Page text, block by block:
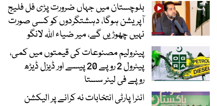
بلوچستان میں جہاں ضرورت پڑی فل فلیج
آپریشن ہوگا، دہشتگردوں کو کسی صورت
نہیں چھوڑیں گے، میر ضیاء اللہ لانگو
پیٹرولیم مصنوعات کی قیمتوں میں کمی،
پیٹرول 2 روپے 20 پیسے اور ڈیزل ڈیڑھ
روپے فی لیٹر سستا
انٹرا پارٹی انتخابات نہ کرانے پر الیکشن